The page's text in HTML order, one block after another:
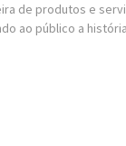
de produtos e
ao público a